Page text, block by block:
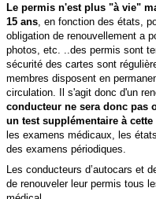
Le permis n'est plus "à vie"
15 ans , en fonction des états,
obligation de renouvellement a
photos, etc. ..despermis sont
sécurité des cartes sont
membres disposent en
circulation. Il s'agit donc d'un
conducteur ne sera donc pas
un testsupplémentaire à
les examens médicaux, les
des examens périodiques.
Les conducteurs d’autocars et
de renouveler leur permis tous